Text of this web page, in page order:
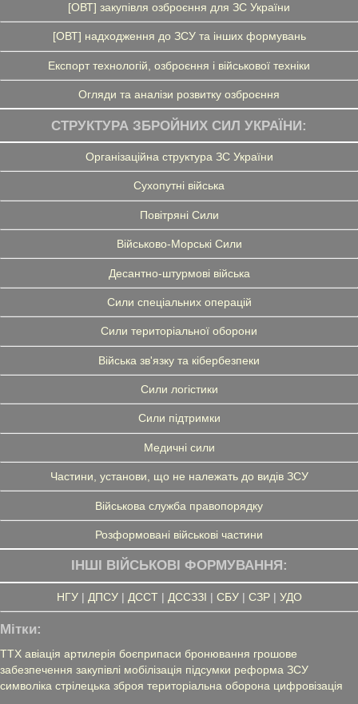
[ОВТ] закупівля озброєння для ЗС України
[ОВТ] надходження до ЗСУ та інших формувань
Експорт технологій, озброєння і військової техніки
Огляди та аналізи розвитку озброєння
СТРУКТУРА ЗБРОЙНИХ СИЛ УКРАЇНИ:
Організаційна структура ЗС України
Сухопутні війська
Повітряні Сили
Військово-Морські Сили
Десантно-штурмові війська
Сили спеціальних операцій
Сили територіальної оборони
Війська зв'язку та кібербезпеки
Сили логістики
Сили підтримки
Медичні сили
Частини, установи, що не належать до видів ЗСУ
Військова служба правопорядку
Розформовані військові частини
ІНШІ ВІЙСЬКОВІ ФОРМУВАННЯ:
НГУ| ДПСУ| ДССТ| ДССЗЗІ | СБУ| СЗР| УДО
Мітки:
ТТХ авіація артилерія боєприпаси бронювання грошове
забезпечення закупівлі мобілізація підсумки реформа ЗСУ
символіка стрілецька зброя територіальна оборона цифровізація